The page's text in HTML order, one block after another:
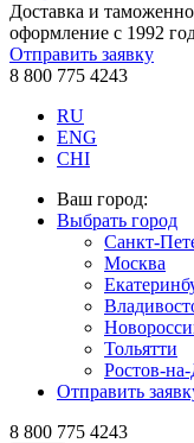
Доставка и
оформление с 1992
Отправить заявку
8 800 775 4243
RU
ENG
CHI
Ваш город:
Выбрать город
Санкт-
Москва
Тольятти
Ростов-
Отправить
8 800 775 4243